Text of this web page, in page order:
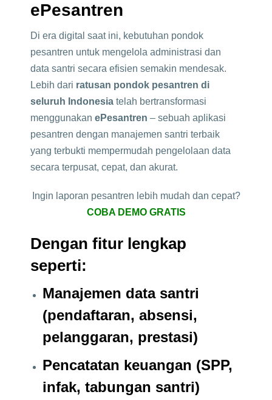
ePesantren
Di era digital saat ini, kebutuhan pondok
pesantren untuk mengelola administrasi dan
data santri secara efisien semakin mendesak.
Lebih dari ratusan pondok pesantren di
seluruh Indonesia telah bertransformasi
menggunakan ePesantren – sebuah aplikasi
pesantren dengan manajemen santri terbaik
yang terbukti mempermudah pengelolaan data
secara terpusat, cepat, dan akurat.
Ingin laporan pesantren lebih mudah dan cepat?
COBA DEMO GRATIS
Dengan fitur lengkap
seperti:
Manajemen data santri
(pendaftaran, absensi,
pelanggaran, prestasi)
Pencatatan keuangan (SPP,
infak, tabungan santri)